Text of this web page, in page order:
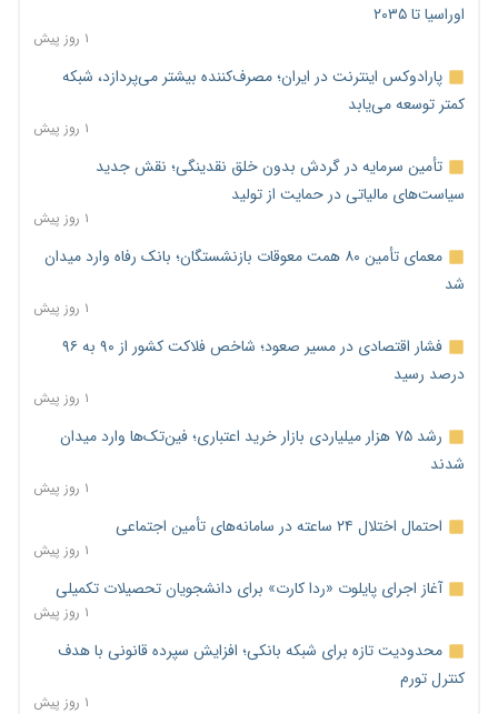
اوراسیا تا ۲۰۳۵
۱ روز پیش
پارادوکس اینترنت در ایران؛ مصرف‌کننده بیشتر می‌پردازد، شبکه
کمتر توسعه می‌یابد
۱ روز پیش
تأمین سرمایه در گردش بدون خلق نقدینگی؛ نقش جدید
سیاست‌های مالیاتی در حمایت از تولید
۱ روز پیش
معمای تأمین ۸۰ همت معوقات بازنشستگان؛ بانک رفاه وارد میدان
شد
۱ روز پیش
فشار اقتصادی در مسیر صعود؛ شاخص فلاکت کشور از ۹۰ به ۹۶
درصد رسید
۱ روز پیش
رشد ۷۵ هزار میلیاردی بازار خرید اعتباری؛ فین‌تک‌ها وارد میدان
شدند
۱ روز پیش
احتمال اختلال ۲۴ ساعته در سامانه‌های تأمین اجتماعی
۱ روز پیش
آغاز اجرای پایلوت «ردا کارت» برای دانشجویان تحصیلات تکمیلی
۱ روز پیش
محدودیت تازه برای شبکه بانکی؛ افزایش سپرده قانونی با هدف
کنترل تورم
۱ روز پیش